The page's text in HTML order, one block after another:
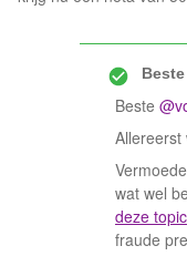
Beste
Allereerst
wat wel
deze topic
fraude